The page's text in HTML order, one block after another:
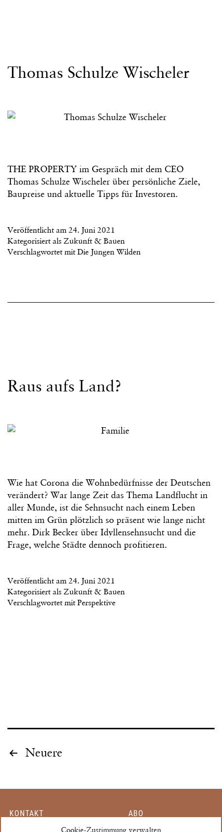
Cookie-Zustimmung verwalten
Thomas Schulze Wischeler
THE PROPERTY im Gespräch mit dem CEO
Thomas Schulze Wischeler über persönliche Ziele,
Baupreise und aktuelle Tipps für Investoren.
Veröffentlicht am 24. Juni 2021
Kategorisiert als Zukunft & Bauen
Verschlagwortet mit Die Jungen Wilden
Raus aufs Land?
Wie hat Corona die Wohnbedürfnisse der Deutschen
verändert? War lange Zeit das Thema Landflucht in
aller Munde, ist die Sehnsucht nach einem Leben
mitten im Grün plötzlich so präsent wie lange nicht
mehr. Dirk Becker über Idyllensehnsucht und die
Frage, welche Städte dennoch profitieren.
Veröffentlicht am 24. Juni 2021
Kategorisiert als Zukunft & Bauen
Verschlagwortet mit Perspektive
Seitennummerierung
Beiträge
Neuere
KONTAKT
ABO